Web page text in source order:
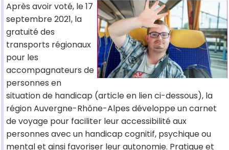
Après avoir voté, le 17
septembre 2021, la
gratuité des
transports régionaux
pour les
accompagnateurs de
personnes en
situation de handicap (article en lien ci-dessous), la
région Auvergne-Rhône-Alpes développe un carnet
de voyage pour faciliter leur accessibilité aux
personnes avec un handicap cognitif, psychique ou
mental et ainsi favoriser leur autonomie. Pratique et